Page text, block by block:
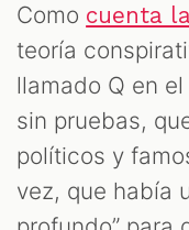
Como cuenta
teoría
llamado Q en
sin pruebas,
políticos y
vez, que había